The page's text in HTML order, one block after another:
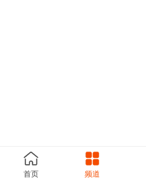
首页 频道